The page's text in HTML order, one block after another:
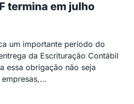
termina em julho
um importante período do
da Escrituração Contábil
essa obrigação não seja